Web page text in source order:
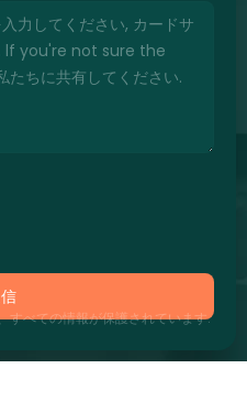
すべての情報が保護されています.